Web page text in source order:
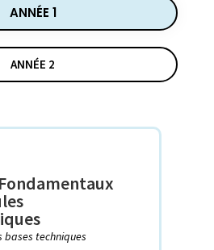
ANNÉE 1
ANNÉE 2
bases techniques